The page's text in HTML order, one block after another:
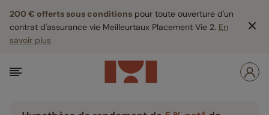
200 € offerts sous conditions pour toute ouverture d'un
contrat d'assurance vie Meilleurtaux Placement Vie 2. En
savoir plus